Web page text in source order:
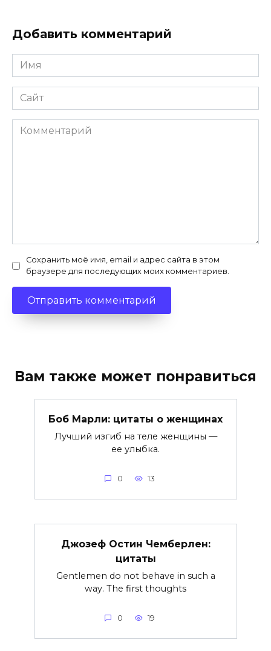
Добавить комментарий
Имя
*
Сайт
Комментарий
Сохранить моё имя, email и адрес сайта в этом
браузере для последующих моих комментариев.
Вам также может понравиться
Боб Марли: цитаты о женщинах
Лучший изгиб на теле женщины —
ее улыбка.
0 13
Джозеф Остин Чемберлен:
цитаты
Gentlemen do not behave in such a
way. The first thoughts
0 19